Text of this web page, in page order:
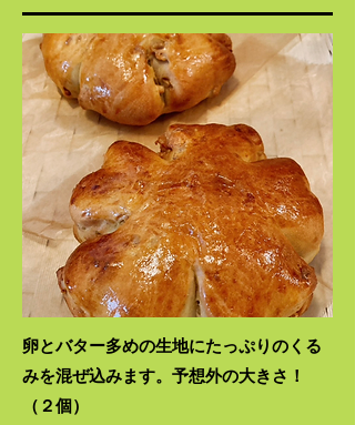
初めてメニュ
ー
卵とバター多めの生地にたっぷりのくる
みを​混ぜ込みます。予想外の大きさ！​
（２個）